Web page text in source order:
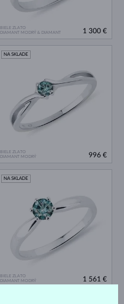
BIELE ZLATO
DIAMANT MODRÝ & DIAMANT
1 300 €
BIELE ZLATO
DIAMANT MODRÝ
NA SKLADE
996 €
BIELE ZLATO
DIAMANT MODRÝ
NA SKLADE
1 561 €